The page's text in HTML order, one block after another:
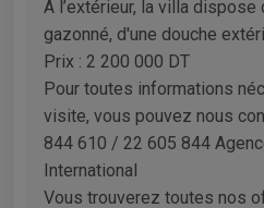
A l’extérieur, la villa dispose
gazonné, d'une douche
Prix : 2 200 000 DT
Pour toutes informations
visite, vous pouvez nous
844 610 / 22 605 844
International
Vous trouverez toutes nos